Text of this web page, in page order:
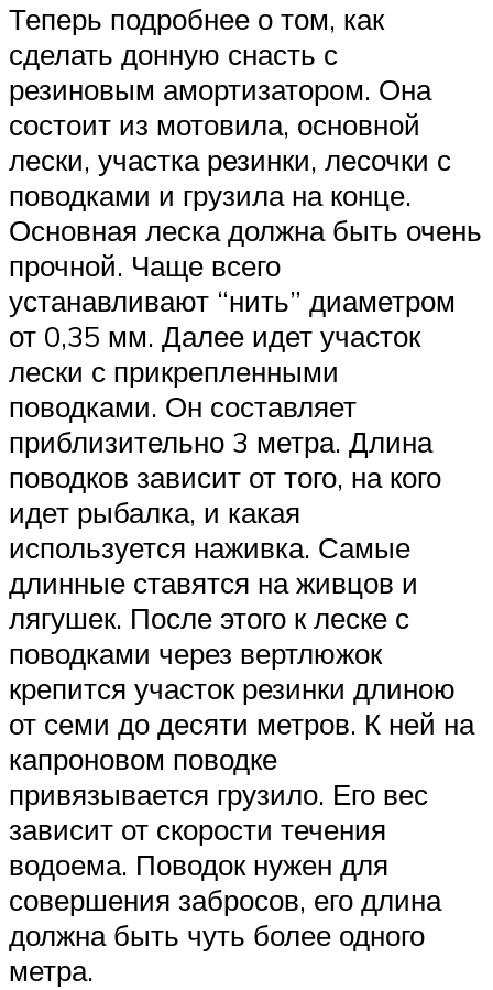
Теперь подробнее о том, как
сделать донную снасть с
резиновым амортизатором. Она
состоит из мотовила, основной
лески, участка резинки, лесочки с
поводками и грузила на конце.
Основная леска должна быть очень
прочной. Чаще всего
устанавливают “нить” диаметром
от 0,35 мм. Далее идет участок
лески с прикрепленными
поводками. Он составляет
приблизительно 3 метра. Длина
поводков зависит от того, на кого
идет рыбалка, и какая
используется наживка. Самые
длинные ставятся на живцов и
лягушек. После этого к леске с
поводками через вертлюжок
крепится участок резинки длиною
от семи до десяти метров. К ней на
капроновом поводке
привязывается грузило. Его вес
зависит от скорости течения
водоема. Поводок нужен для
совершения забросов, его длина
должна быть чуть более одного
метра.